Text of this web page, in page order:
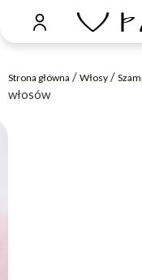
Strona główna / Włosy /
włosów